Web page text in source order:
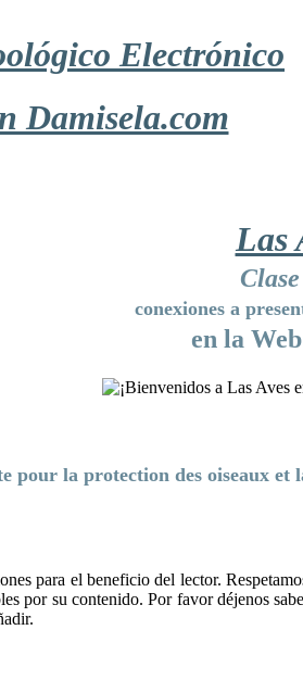
Electrónico
Damisela.com
Las
conexiones a
en la
pour la protection des oiseaux et
para el beneficio del lector.
por su contenido. Por favor déjenos